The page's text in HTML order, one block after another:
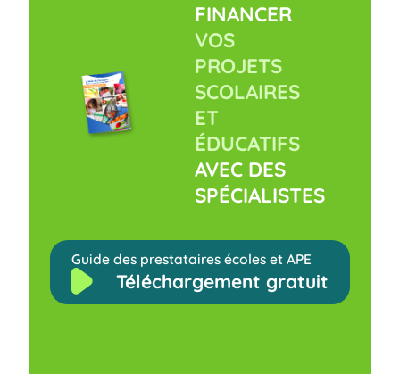
FINANCER
VOS
PROJETS
SCOLAIRES
ET
ÉDUCATIFS
AVEC DES
SPÉCIALISTES
Guide des prestataires écoles et APE
Téléchargement gratuit